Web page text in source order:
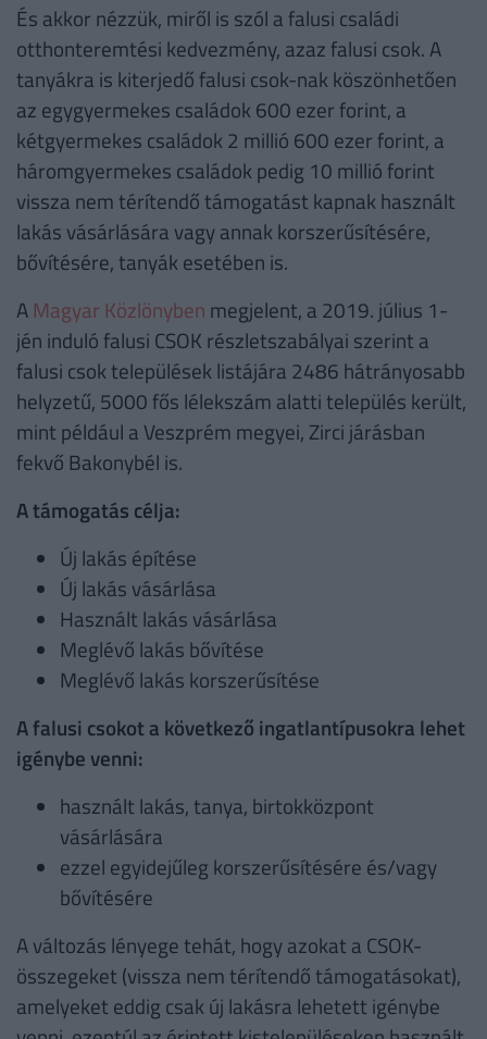
És akkor nézzük, miről is szól a falusi családi
otthonteremtési kedvezmény, azaz falusi csok. A
tanyákra is kiterjedő falusi csok-nak köszönhetően
az egygyermekes családok 600 ezer forint, a
kétgyermekes családok 2 millió 600 ezer forint, a
háromgyermekes családok pedig 10 millió forint
vissza nem térítendő támogatást kapnak használt
lakás vásárlására vagy annak korszerűsítésére,
bővítésére, tanyák esetében is.
A Magyar Közlönyben megjelent, a 2019. július 1-
jén induló falusi CSOK részletszabályai szerint a
falusi csok települések listájára 2486 hátrányosabb
helyzetű, 5000 fős lélekszám alatti település került,
mint például a Veszprém megyei, Zirci járásban
fekvő Bakonybél is.
A támogatás célja:
Új lakás építése
Új lakás vásárlása
Használt lakás vásárlása
Meglévő lakás bővítése
Meglévő lakás korszerűsítése
A falusi csokot a következő ingatlantípusokra lehet
igénybe venni:
használt lakás, tanya, birtokközpont
vásárlására
ezzel egyidejűleg korszerűsítésére és/vagy
bővítésére
A változás lényege tehát, hogy azokat a CSOK-
összegeket (vissza nem térítendő támogatásokat),
amelyeket eddig csak új lakásra lehetett igénybe